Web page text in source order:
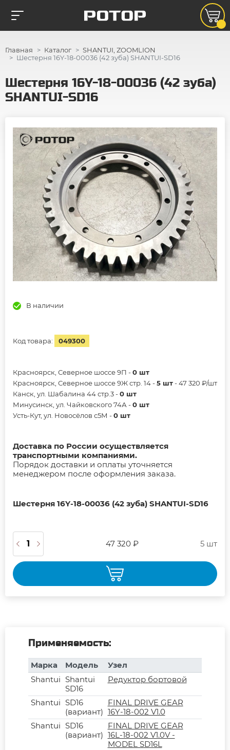
Главная Каталог
SHANTUI, ZOOMLION
Шестерня 16Y-18-00036 (42 зуба) SHANTUI-SD16
Шестерня 16Y-18-00036 (42 зуба)
SHANTUI-SD16
В наличии
Код товара: 049300
Красноярск, Северное шоссе 9П -0 шт
Красноярск, Северное шоссе 9Ж стр. 14 -5 шт- 47 320 ₽/шт
Канск, ул. Шабалина 44 стр.3 -0 шт
Минусинск, ул. Чайковского 74А -0 шт
Усть-Кут, ул. Новосёлов с5М -0 шт
Доставка по России осуществляется
транспортными компаниями.
Порядок доставки и оплаты уточняется
менеджером после оформления заказа.
Шестерня 16Y-18-00036 (42 зуба) SHANTUI-SD16
47 320 ₽ 5 шт
Применяемость:
Марка Модель
Узел
Shantui Shantui
SD16
Редуктор бортовой
Shantui SD16
(вариант)
FINAL DRIVE GEAR
16Y-18-002 V1.0
Shantui SD16
(вариант)
FINAL DRIVE GEAR
16L-18-002 V1.0V -
MODEL SD16L